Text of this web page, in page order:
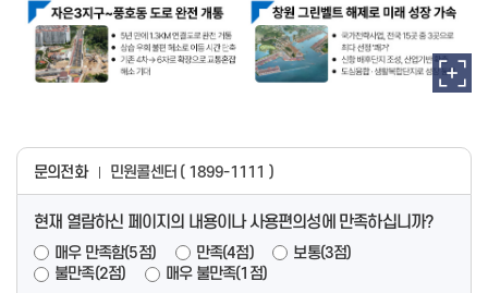
문의전화 민원콜센터 ( 1899-1111 )
현재 열람하신 페이지의 내용이나 사용편의성에 만족하십니까?
매우 만족함(5점) 만족(4점)
보통(3점)
불만족(2점)
매우 불만족(1점)